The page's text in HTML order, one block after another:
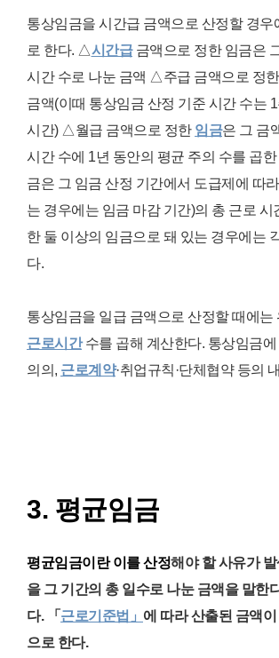
통상임금을 시간급 금액으로 산정할 경우
로 한다. △시간급금액으로 정한 임금은
시간 수로 나눈 금액 △주급 금액으로 정
금액(이때 통상임금 산정 기준 시간 수는
시간) △월급 금액으로 정한 임금은 그 금
시간 수에 1년 동안의 평균 주의 수를 곱
금은 그 임금 산정 기간에서 도급제에 따
는 경우에는 임금 마감 기간)의 총 근로 시
한 둘 이상의 임금으로 돼 있는 경우에는
다.
통상임금을 일급 금액으로 산정할 때에
근로시간수를 곱해 계산한다. 통상임금
의의, 근로계약·취업규칙·단체협약 등의
3. 평균임금
평균임금이란 이를 산정해야 할 사유가
을 그 기간의 총 일수로 나눈 금액을 말한
다. 「 근로기준법」 에 따라 산출된 금액
으로 한다.